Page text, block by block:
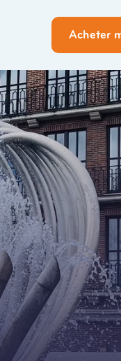
Acheter